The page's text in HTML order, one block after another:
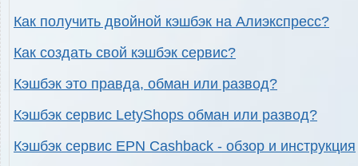
Как получить двойной кэшбэк на Алиэкспресс?
Как создать свой кэшбэк сервис?
Кэшбэк это правда, обман или развод?
Кэшбэк сервис LetyShops обман или развод?
Кэшбэк сервис EPN Cashback - обзор и инструкция